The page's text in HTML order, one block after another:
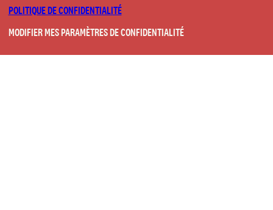
POLITIQUE DE CONFIDENTIALITÉ
MODIFIER MES PARAMÈTRES DE CONFIDENTIALITÉ